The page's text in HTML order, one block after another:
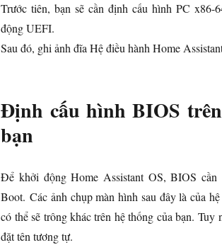
Trước tiên, bạn sẽ cần định cấu hình PC
động UEFI.
Sau đó, ghi ảnh đĩa Hệ điều hành Home
Định cấu hình BIOS
bạn
Để khởi động Home Assistant OS, BIOS
Boot. Các ảnh chụp màn hình sau đây là của
có thể sẽ trông khác trên hệ thống của bạn.
đặt tên tương tự.